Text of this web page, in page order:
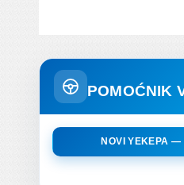
POMOĆNIK
NOVI YEKEPA —